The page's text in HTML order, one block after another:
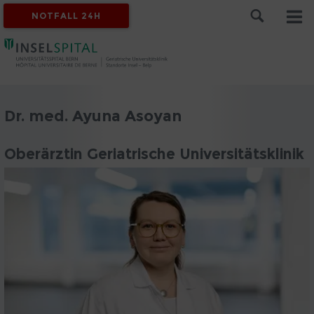
NOTFALL 24H
Dr. med. Ayuna Asoyan
Oberärztin Geriatrische Universitätsklinik